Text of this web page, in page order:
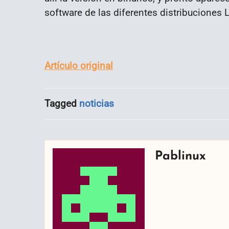
software de las diferentes distribuciones
Artículo original
Tagged noticias
Pablinux